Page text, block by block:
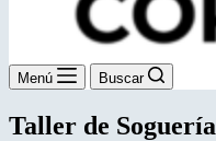
Menú Buscar
Taller de Soguería